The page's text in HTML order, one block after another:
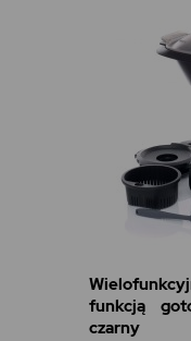
funkcją
czarny